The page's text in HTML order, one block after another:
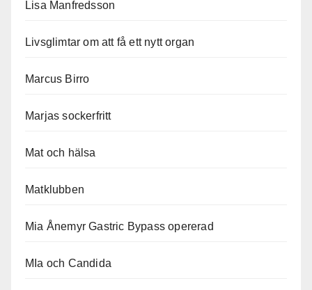
Lisa Manfredsson
Livsglimtar om att få ett nytt organ
Marcus Birro
Marjas sockerfritt
Mat och hälsa
Matklubben
Mia Ånemyr Gastric Bypass opererad
MIa och Candida